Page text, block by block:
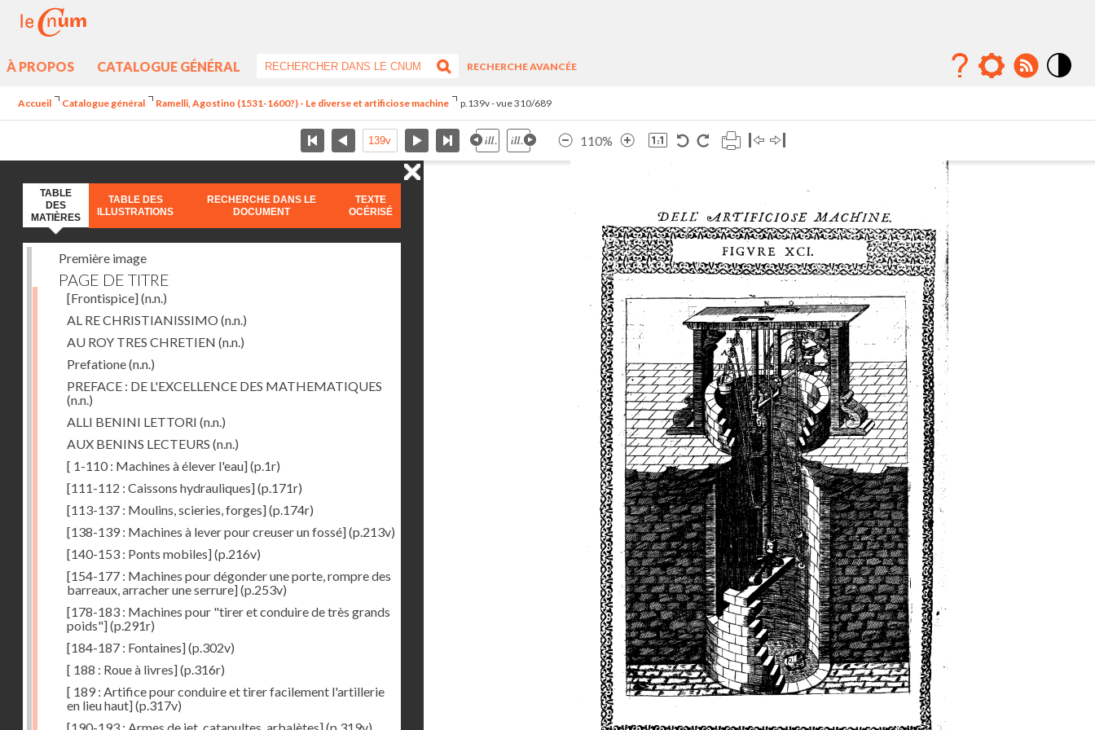
À PROPOS CATALOGUE GÉNÉRAL
RECHERCHE AVANCÉE
Accueil Catalogue général Ramelli, Agostino (1531-1600?) - Le diverse et artificiose machine p.139v - vue 310/689
110%
TABLE
DES
MATIÈRES
TABLE DES
ILLUSTRATIONS
RECHERCHE DANS LE
DOCUMENT
TEXTE
OCÉRISÉ
Première image
PAGE DE TITRE
[Frontispice](n.n.)
AL RE CHRISTIANISSIMO (n.n.)
AU ROY TRES CHRETIEN (n.n.)
Prefatione(n.n.)
PREFACE : DE L'EXCELLENCE DES MATHEMATIQUES
(n.n.)
ALLI BENINI LETTORI (n.n.)
AUX BENINS LECTEURS (n.n.)
[ 1-110 : Machines à élever l'eau](p.1r)
[111-112 : Caissons hydrauliques](p.171r)
[113-137 : Moulins, scieries, forges](p.174r)
[138-139 : Machines à lever pour creuser un fossé](p.213v)
[140-153 : Ponts mobiles](p.216v)
[154-177 : Machines pour dégonder une porte, rompre des
barreaux, arracher une serrure](p.253v)
[178-183 : Machines pour "tirer et conduire de très grands
poids"](p.291r)
[184-187 : Fontaines](p.302v)
[ 188 : Roue à livres](p.316r)
[ 189 : Artifice pour conduire et tirer facilement l'artillerie
en lieu haut](p.317v)